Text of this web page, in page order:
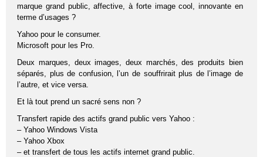
marque grand public, affective, à forte image cool, innovante en
terme d’usages ?
Yahoo pour le consumer.
Microsoft pour les Pro.
Deux marques, deux images, deux marchés, des produits bien
séparés, plus de confusion, l’un de souffrirait plus de l’image de
l’autre, et vice versa.
Et là tout prend un sacré sens non ?
Transfert rapide des actifs grand public vers Yahoo :
– Yahoo Windows Vista
– Yahoo Xbox
– et transfert de tous les actifs internet grand public.